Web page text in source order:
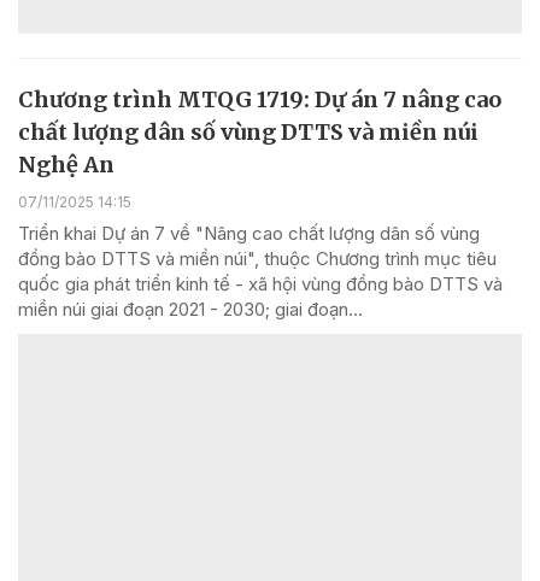
Chương trình MTQG 1719: Dự án 7 nâng cao
chất lượng dân số vùng DTTS và miền núi
Nghệ An
07/11/2025 14:15
Triển khai Dự án 7 về "Nâng cao chất lượng dân số vùng
đồng bào DTTS và miền núi", thuộc Chương trình mục tiêu
quốc gia phát triển kinh tế - xã hội vùng đồng bào DTTS và
miền núi giai đoạn 2021 - 2030; giai đoạn...